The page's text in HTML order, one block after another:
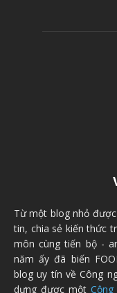
Từ một blog nhỏ
tin, chia sẻ kiến thức
môn cùng tiến bộ -
năm ấy đã biến
blog uy tín về Công
dựng được một